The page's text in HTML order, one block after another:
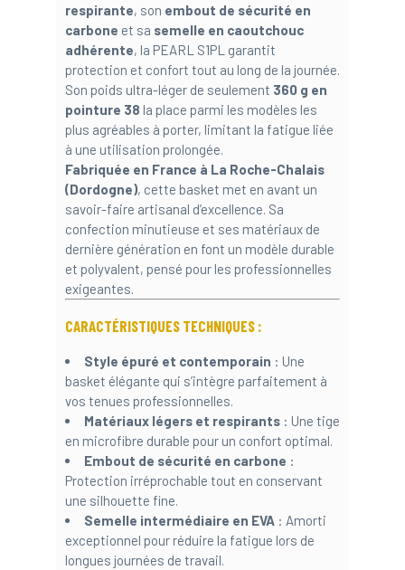
respirante, son embout de sécurité en
carbone et sa semelle en caoutchouc
adhérente, la PEARL S1PL garantit
protection et confort tout au long de la journée.
Son poids ultra-léger de seulement 360 g en
pointure 38 la place parmi les modèles les
plus agréables à porter, limitant la fatigue liée
à une utilisation prolongée.
Fabriquée en France à La Roche-Chalais
(Dordogne), cette basket met en avant un
savoir-faire artisanal d’excellence. Sa
confection minutieuse et ses matériaux de
dernière génération en font un modèle durable
et polyvalent, pensé pour les professionnelles
exigeantes.
CARACTÉRISTIQUES TECHNIQUES :
Style épuré et contemporain : Une
basket élégante qui s’intègre parfaitement à
vos tenues professionnelles.
Matériaux légers et respirants: Une tige
en microfibre durable pour un confort optimal.
Embout de sécurité en carbone :
Protection irréprochable tout en conservant
une silhouette fine.
Semelle intermédiaire en EVA: Amorti
exceptionnel pour réduire la fatigue lors de
longues journées de travail.